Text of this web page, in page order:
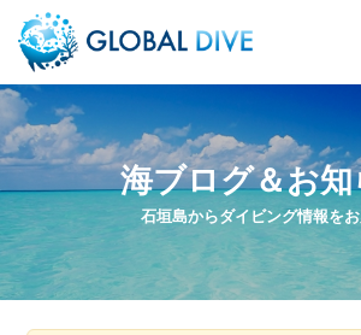
石垣島からダイビング情報を
海ブログ＆お知